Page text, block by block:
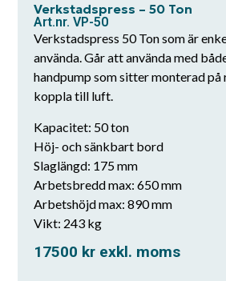
Verkstadspress – 50 Ton
Art.nr. VP-50
Verkstadspress 50 Ton som är
använda. Går att använda med
handpump som sitter monterad på
koppla till luft.
Kapacitet: 50 ton
Höj- och sänkbart bord
Slaglängd: 175 mm
Arbetsbredd max: 650 mm
Arbetshöjd max: 890 mm
Vikt: 243 kg
17500 kr exkl. moms